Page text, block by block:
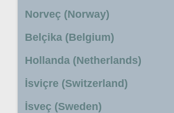
Norveç (Norway)
Belçika (Belgium)
Hollanda (Netherlands)
İsviçre (Switzerland)
İsveç (Sweden)